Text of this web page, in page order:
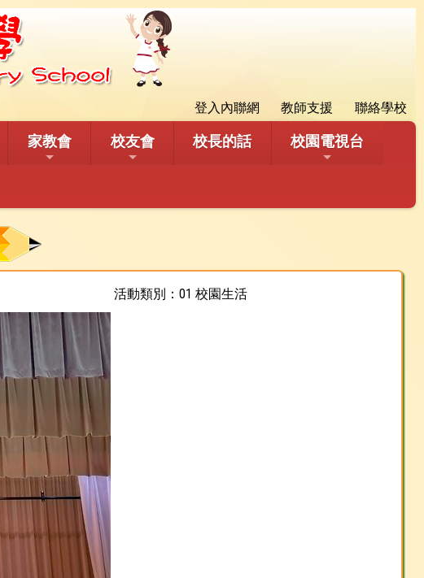
登入內聯網 教師支援 聯絡學校
家教會 校友會 校長的話 校園電視台
活動類別：01 校園生活